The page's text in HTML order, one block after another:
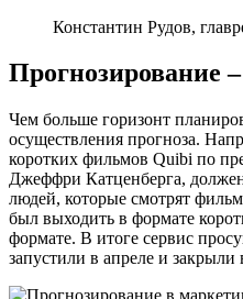
Константин Рудов,
Прогнозирование
Чем больше горизонт
осуществления прогноза.
коротких фильмов Quibi по
Джеффри Катценберга,
людей, которые смотрят
был выходить в формате
формате. В итоге сервис
запустили в апреле и закрыли